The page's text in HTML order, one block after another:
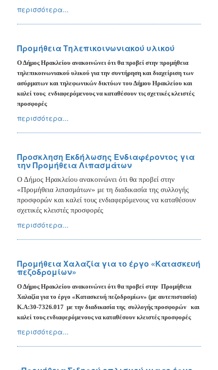
περισσότερα...
Προμήθεια Τηλεπικοινωνιακού υλικού
Ο Δήμος Ηρακλείου ανακοινώνει ότι θα προβεί στην προμήθεια
τηλεπικοινωνιακού υλικού για την συντήρηση και διαχείριση των
ασύρματων και τηλεφωνικών δικτύων του Δήμου Ηρακλείου και
καλεί τους ενδιαφερόμενους να καταθέσουν τις σχετικές κλειστές
προσφορές
περισσότερα...
Προσκληση Εκδήλωσης Ενδιαφέροντος για
την Προμήθεια Λιπασμάτων
Ο Δήμος Ηρακλείου ανακοινώνει ότι θα προβεί στην
«Προμήθεια λιπασμάτων» με τη διαδικασία της συλλογής
προσφορών και καλεί τους ενδιαφερόμενους να καταθέσουν
σχετικές κλειστές προσφορές
περισσότερα...
Προμήθεια Χαλαζία για το έργο «Κατασκευή
πεζοδρομίων»
Ο Δήμος Ηρακλείου ανακοινώνει ότι θα προβεί στην Προμήθεια
Χαλαζία για το έργο «Κατασκευή πεζοδρομίων» (με αυτεπιστασία)
Κ.Α:30-7326.017 με την διαδικασία της συλλογής προσφορών και
καλεί τους ενδιαφερόμενους να καταθέσουν κλειστές προσφορές
περισσότερα...